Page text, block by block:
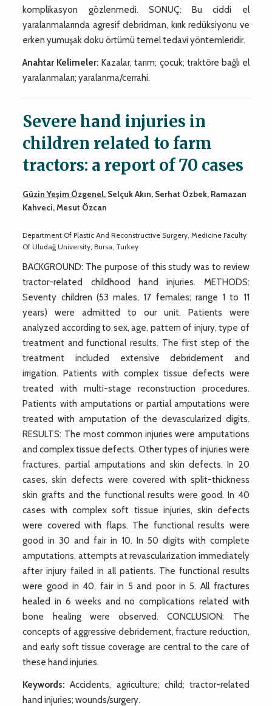
komplikasyon gözlenmedi. SONUÇ: Bu ciddi el
yaralanmalarında agresif debridman, kırık redüksiyonu ve
erken yumuşak doku örtümü temel tedavi yöntemleridir.
Anahtar Kelimeler: Kazalar, tarım; çocuk; traktöre bağlı el
yaralanmaları; yaralanma/cerrahi.
Severe hand injuries in
children related to farm
tractors: a report of 70 cases
Güzin Yeşim Özgenel, Selçuk Akın, Serhat Özbek, Ramazan
Kahveci, Mesut Özcan
Department Of Plastic And Reconstructive Surgery, Medicine Faculty
Of Uludağ University, Bursa, Turkey
BACKGROUND: The purpose of this study was to review
tractor-related childhood hand injuries. METHODS:
Seventy children (53 males, 17 females; range 1 to 11
years) were admitted to our unit. Patients were
analyzed according to sex, age, pattern of injury, type of
treatment and functional results. The first step of the
treatment included extensive debridement and
irrigation. Patients with complex tissue defects were
treated with multi-stage reconstruction procedures.
Patients with amputations or partial amputations were
treated with amputation of the devascularized digits.
RESULTS: The most common injuries were amputations
and complex tissue defects. Other types of injuries were
fractures, partial amputations and skin defects. In 20
cases, skin defects were covered with split-thickness
skin grafts and the functional results were good. In 40
cases with complex soft tissue injuries, skin defects
were covered with flaps. The functional results were
good in 30 and fair in 10. In 50 digits with complete
amputations, attempts at revascularization immediately
after injury failed in all patients. The functional results
were good in 40, fair in 5 and poor in 5. All fractures
healed in 6 weeks and no complications related with
bone healing were observed. CONCLUSION: The
concepts of aggressive debridement, fracture reduction,
and early soft tissue coverage are central to the care of
these hand injuries.
Keywords: Accidents, agriculture; child; tractor-related
hand injuries; wounds/surgery.